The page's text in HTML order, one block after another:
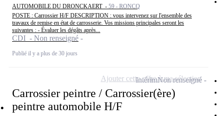
AUTOMOBILE DU DRONCKAERT - 59 - RONCQ
POSTE : Carrossier H/F DESCRIPTION : vous intervenez sur l'ensemble des
travaux de remise en état de carrosserie. Vos missions principales seront les
suivantes : - Évaluer les dégâts après...
CDI - Non renseigné
Publié il y a plus de 30 jours
Carrossier peintre / Carrossier(ère)
peintre automobile H/F
IntérimNon renseigné
Ajouter cette offre à ma sélection